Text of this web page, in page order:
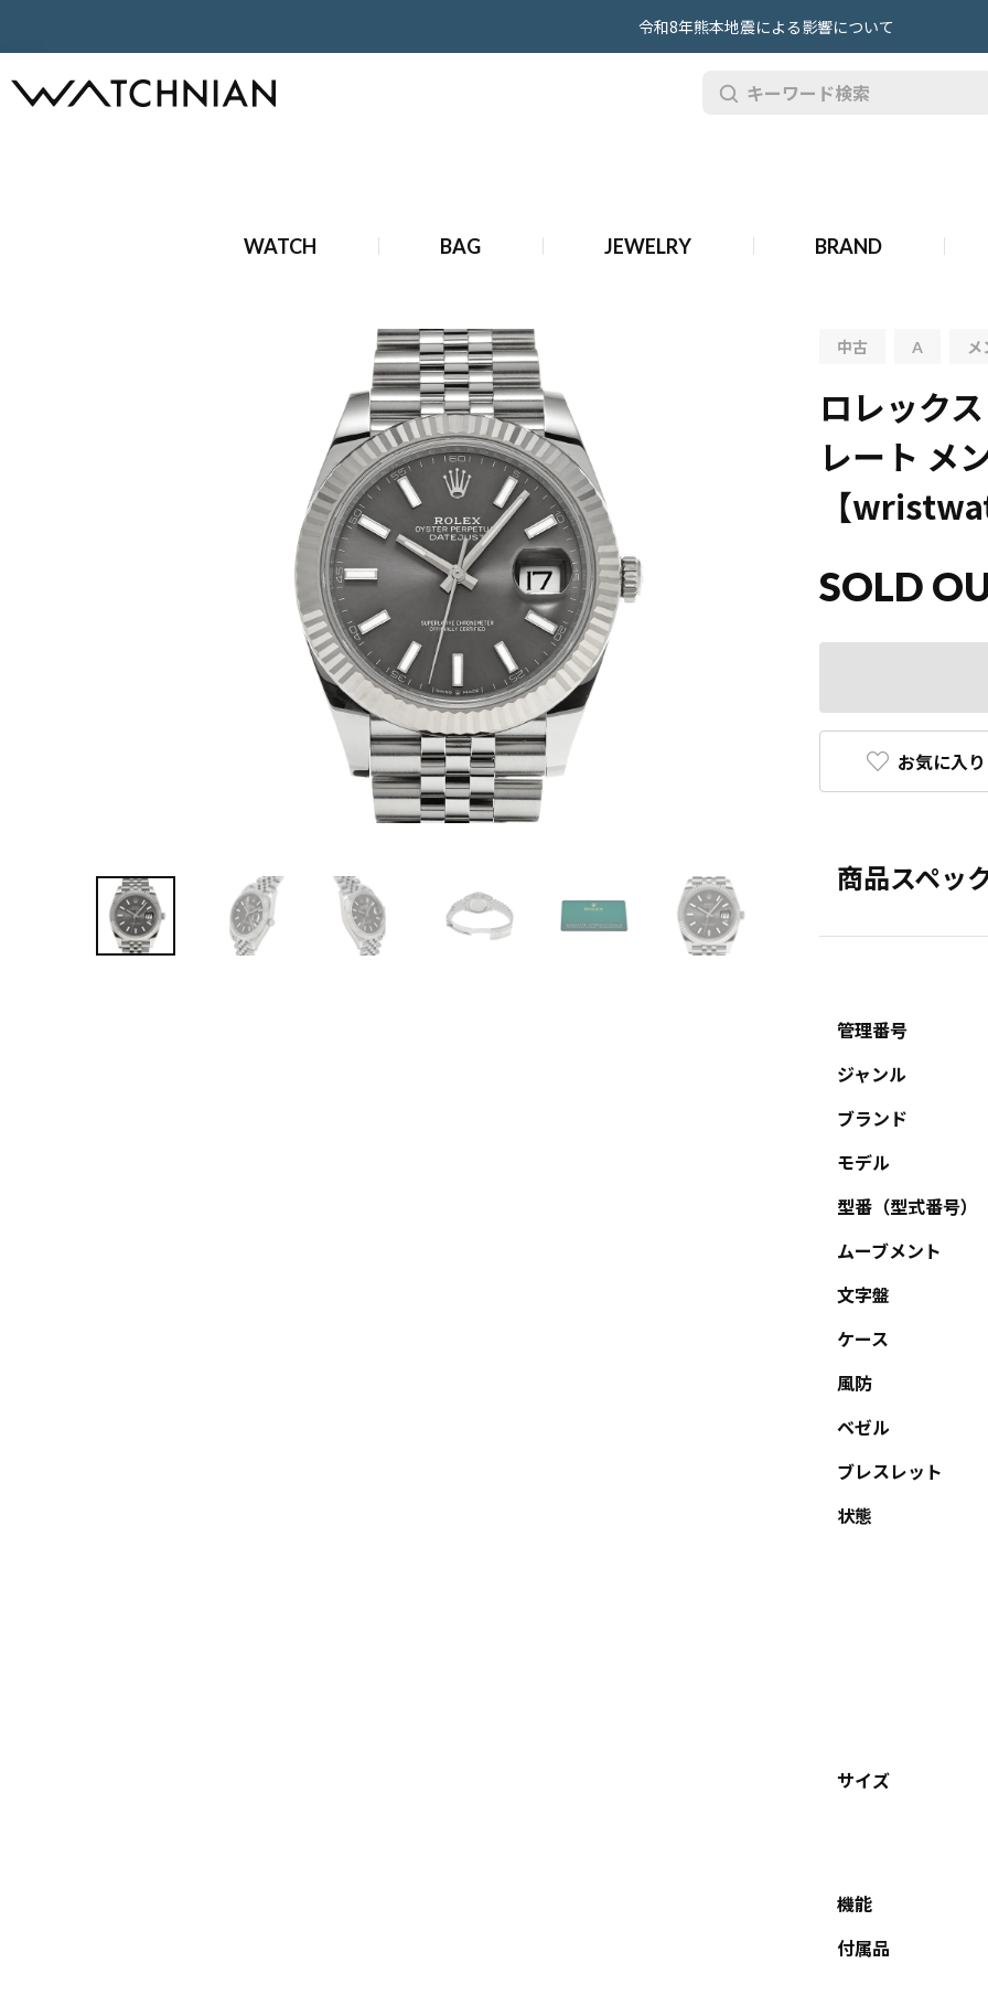
令和8年熊本地震による影響について
WATCH BAG JEWELRY BRAND
ロレックス デイトジャスト 41 126334 スレート メンズ 時計 【中古】【wristwatch】
ビジネスウォッチ ロレックス デイトジャスト 41 126334 スレート メンズ 時計 【中古】【wristwatch】
中古 A メ
ロレック
レート メ
【
SOLD
お気に入
商品スペッ
管理番号
ジャンル
ブランド
モデル
型番（型式番号）
ムーブメント
文字盤
ケース
風防
ベゼル
ブレスレット
状態
サイズ
機能
付属品